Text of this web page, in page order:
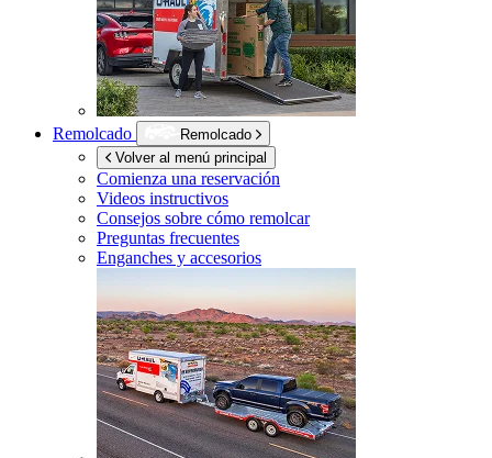
Remolcado
Remolcado
Volver al menú principal
Comienza una reservación
Videos instructivos
Consejos sobre cómo remolcar
Preguntas frecuentes
Enganches y accesorios